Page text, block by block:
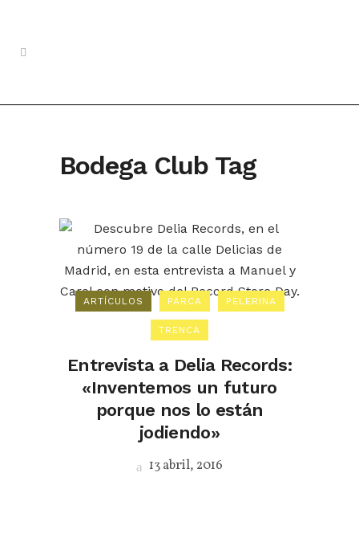
Bodega Club Tag
ARTÍCULOS PARCA PELERINA
TRENCA
Entrevista a Delia Records:
«Inventemos un futuro
porque nos lo están
jodiendo»
13 abril, 2016